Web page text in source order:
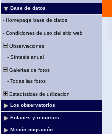
Base de datos
- Homepage base de datos
- Condiciones de uso del sitio web
Observaciones
- Síntesis anual
Galerías de fotos
- Todas las fotos
Estadísticas de utilización
Los observatorios
Enlaces y recursos
Misión migración